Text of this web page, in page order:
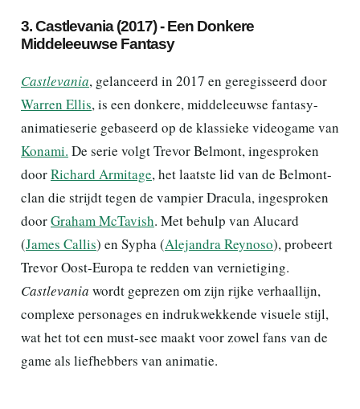
3. Castlevania (2017) - Een Donkere
Middeleeuwse Fantasy
Castlevania, gelanceerd in 2017 en geregisseerd door
Warren Ellis, is een donkere, middeleeuwse fantasy-
animatieserie gebaseerd op de klassieke videogame van
Konami. De serie volgt Trevor Belmont, ingesproken
doorRichard Armitage, het laatste lid van de Belmont-
clan die strijdt tegen de vampier Dracula, ingesproken
doorGraham McTavish. Met behulp van Alucard
(James Callis) en Sypha (Alejandra Reynoso), probeert
Trevor Oost-Europa te redden van vernietiging.
Castlevania wordt geprezen om zijn rijke verhaallijn,
complexe personages en indrukwekkende visuele stijl,
wat het tot een must-see maakt voor zowel fans van de
game als liefhebbers van animatie.